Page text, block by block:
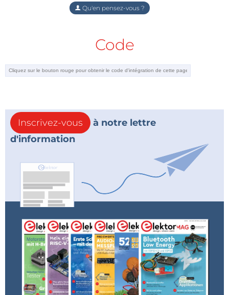
Qu'en pensez-vous ?
Code
Inscrivez-vous
à notre lettre
d'information